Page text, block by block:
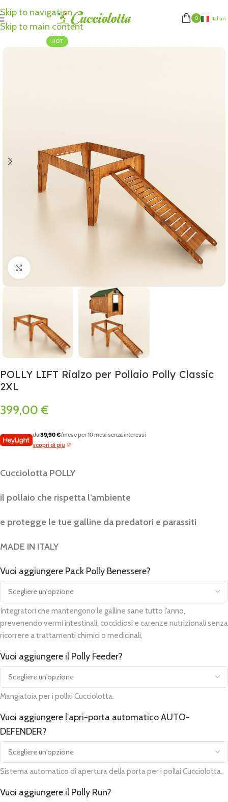
Skip to navigation
Skip to main content
0 Italian
HOT
Click to enlarge
POLLY LIFT Rialzo per Pollaio Polly Classic
2XL
399,00 €
da39,90 €/mese per 10 mesi senza interessi
scopri di più
Cucciolotta POLLY
il pollaio che rispetta l’ambiente
e protegge le tue galline da predatori e parassiti
MADE IN ITALY
Vuoi aggiungere Pack Polly Benessere?
Integratori che mantengono le galline sane tutto l’anno,
prevenendo vermi intestinali, coccidiosi e carenze nutrizionali senza
ricorrere a trattamenti chimici o medicinali.
Vuoi aggiungere il Polly Feeder?
Mangiatoia per i pollai Cucciolotta.
Vuoi aggiungere l'apri-porta automatico AUTO-
DEFENDER?
Sistema automatico di apertura della porta per i pollai Cucciolotta.
Vuoi aggiungere il Polly Run?
Alternative: